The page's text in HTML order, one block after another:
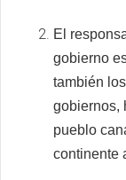
El
gobierno
también
gobiernos,
pueblo
continente